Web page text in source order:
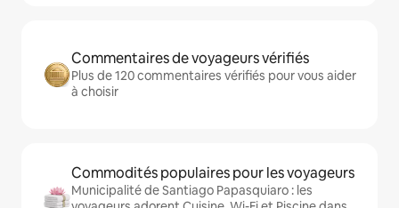
Commentaires de voyageurs vérifiés
Plus de 120 commentaires vérifiés pour vous aider
à choisir
Commodités populaires pour les voyageurs
Municipalité de Santiago Papasquiaro : les